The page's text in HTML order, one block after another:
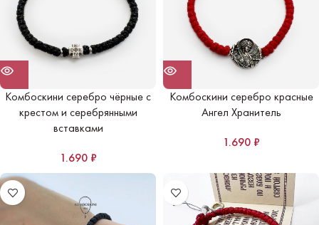
Комбоскини серебро чёрные с
крестом и серебрянными
вставками
1.690 ₽
Комбоскини серебро красные
Ангел Хранитель
1.690 ₽